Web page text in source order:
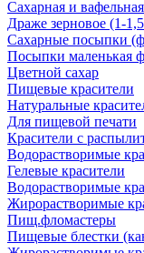
Сахарная и
Драже зерновое (1-
Сахарные посыпки
Посыпки маленькая
Цветной сахар
Пищевые красители
Натуральные
Для пищевой печати
Красители с
Водорастворимые
Гелевые красители
Водорастворимые
Жирорастворимые
Пищ.фломастеры
Пищевые блестки